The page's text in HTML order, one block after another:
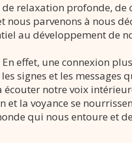
relaxation profonde, de
parvenons à nous
au développement de
effet, une connexion
signes et les messages
notre voix
et la voyance se
qui nous entoure et